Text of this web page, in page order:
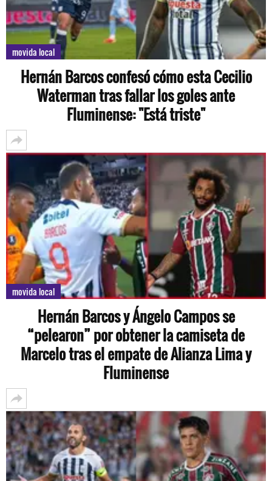
movida local
Hernán Barcos confesó cómo esta Cecilio
Waterman tras fallar los goles ante
Fluminense: "Está triste"
movida local
Hernán Barcos y Ángelo Campos se
“pelearon” por obtener la camiseta de
Marcelo tras el empate de Alianza Lima y
Fluminense